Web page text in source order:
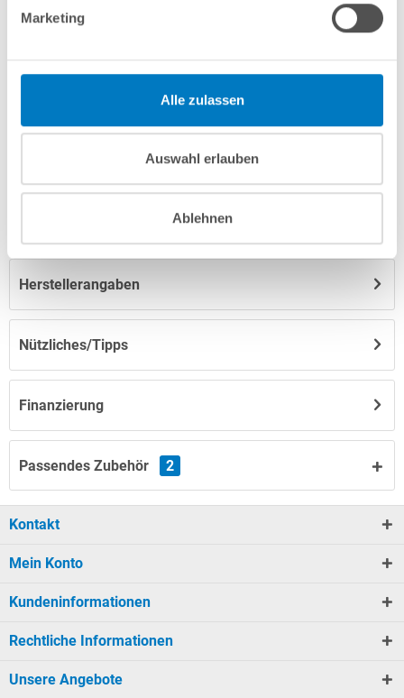
Marketing
Alle zulassen
Auswahl erlauben
Ablehnen
Produktbeschreibung
Finanzierung
Anleitungen/Datenblätter
Herstellerangaben
Nützliches/Tipps
Passendes Zubehör 2
Kontakt
Mein Konto
Kundeninformationen
Rechtliche Informationen
Unsere Angebote